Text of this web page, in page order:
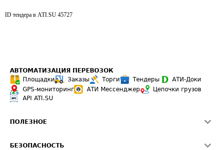
ID тендера в ATI.SU 45727
АВТОМАТИЗАЦИЯ ПЕРЕВОЗОК
Площадки
Заказы Торги Тендеры
АТИ-Доки
GPS-мониторинг
АТИ Мессенджер
Цепочки грузов
API ATI.SU
ПОЛЕЗНОЕ
БЕЗОПАСНОСТЬ